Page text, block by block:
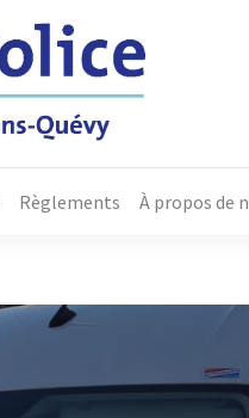
Règlements À propos de